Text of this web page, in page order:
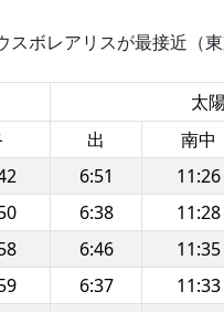
ボレアリスが最接近（東
太
出 南中
6:51 11:26
6:38 11:28
6:46 11:35
6:37 11:33